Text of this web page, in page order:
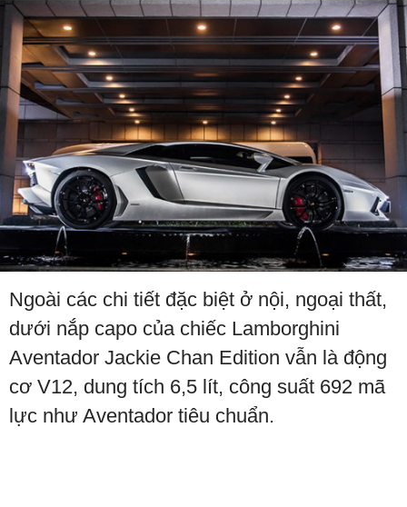
Ngoài các chi tiết đặc biệt ở nội, ngoại thất,
dưới nắp capo của chiếc Lamborghini
Aventador Jackie Chan Edition vẫn là động
cơ V12, dung tích 6,5 lít, công suất 692 mã
lực như Aventador tiêu chuẩn.